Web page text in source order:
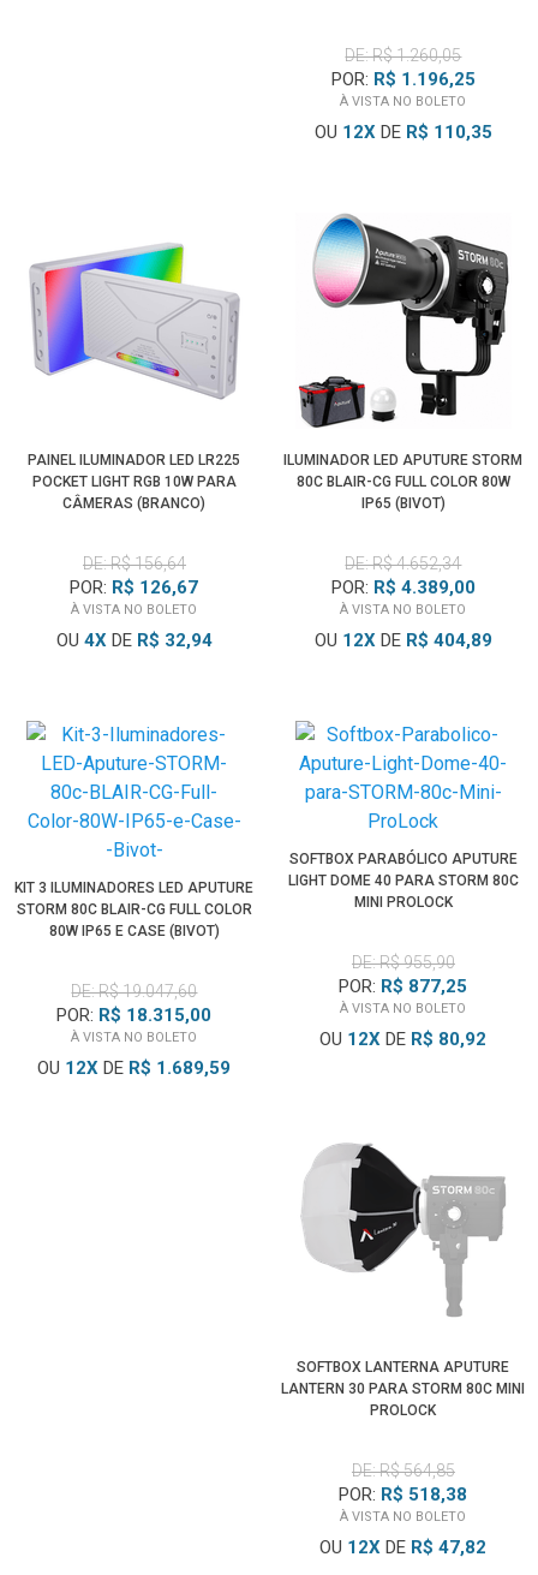
DE: R$ 1.260,05
POR: R$ 1.196,25
À VISTA NO BOLETO
OU 12XDE R$ 110,35
PAINEL ILUMINADOR LED LR225
POCKET LIGHT RGB 10W PARA
CÂMERAS (BRANCO)
DE: R$ 156,64
POR: R$ 126,67
À VISTA NO BOLETO
OU 4XDE R$ 32,94
ILUMINADOR LED APUTURE STORM
80C BLAIR-CG FULL COLOR 80W
IP65 (BIVOT)
DE: R$ 4.652,34
POR: R$ 4.389,00
À VISTA NO BOLETO
OU 12XDE R$ 404,89
KIT 3 ILUMINADORES LED APUTURE
STORM 80C BLAIR-CG FULL COLOR
80W IP65 E CASE (BIVOT)
DE: R$ 19.047,60
POR: R$ 18.315,00
À VISTA NO BOLETO
OU 12X DE R$ 1.689,59
SOFTBOX PARABÓLICO APUTURE
LIGHT DOME 40 PARA STORM 80C
MINI PROLOCK
DE: R$ 955,90
POR: R$ 877,25
À VISTA NO BOLETO
OU 12X DE R$ 80,92
SOFTBOX LANTERNA APUTURE
LANTERN 30 PARA STORM 80C MINI
PROLOCK
DE: R$ 564,85
POR: R$ 518,38
À VISTA NO BOLETO
OU 12X DE R$ 47,82